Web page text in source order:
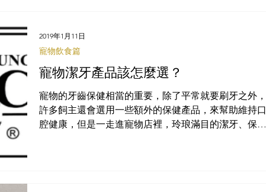
寵物潔牙產品該怎麼選？
寵物的牙齒保健相當的重要，除了平常就要刷牙之外，
許多飼主還會選用一些額外的保健產品，來幫助維持口
腔健康，但是一走進寵物店裡，玲琅滿目的潔牙、保健
寵物飲食篇
2019年1月11日